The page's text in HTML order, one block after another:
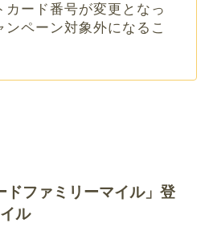
カード番号が変更となっ
ンペーン対象外になるこ
ファミリーマイル」登
ル